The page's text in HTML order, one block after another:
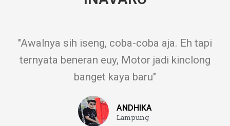
"Awalnya sih iseng, coba-coba aja. Eh tapi
ternyata beneran euy, Motor jadi kinclong
banget kaya baru"
ANDHIKA
Lampung